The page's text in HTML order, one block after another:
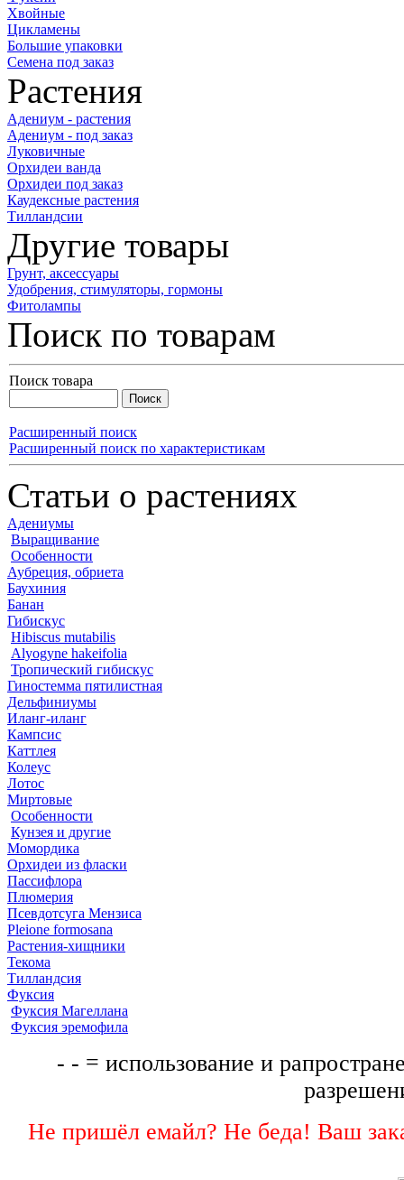
Хвойные
Цикламены
Большие упаковки
Семена под заказ
Растения
Адениум - растения
Адениум - под заказ
Луковичные
Орхидеи ванда
Орхидеи под заказ
Каудексные растения
Тилландсии
Другие товары
Грунт, аксессуары
Удобрения, стимуляторы, гормоны
Фитолампы
Поиск по товарам
Поиск товара
Расширенный поиск
Расширенный поиск по характеристикам
Статьи о растениях
Адениумы
Выращивание
Особенности
Аубреция, обриета
Баухиния
Банан
Гибискус
Hibiscus mutabilis
Alyogyne hakeifolia
Тропический гибискус
Гиностемма пятилистная
Дельфиниумы
Иланг-иланг
Кампсис
Каттлея
Колеус
Лотос
Миртовые
Особенности
Кунзея и другие
Момордика
Орхидеи из фласки
Пассифлора
Плюмерия
Псевдотсуга Мензиса
Pleione formosana
Растения-хищники
Текома
Тилландсия
Фуксия
Фуксия Магеллана
Фуксия эремофила
- - = использование и
Не пришёл емайл? Не беда! Ваш